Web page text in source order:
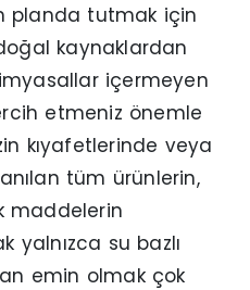
planda tutmak için
kaynaklardan
içermeyen
etmeniz önemle
kıyafetlerinde veya
tüm ürünlerin,
maddelerin
yalnızca su bazlı
emin olmak çok